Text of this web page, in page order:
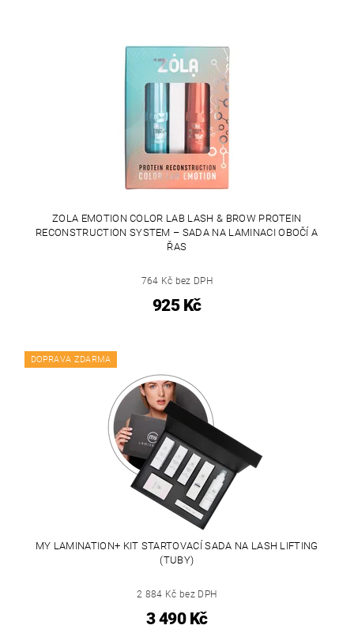
ZOLA EMOTION COLOR LAB LASH & BROW PROTEIN
RECONSTRUCTION SYSTEM – SADA NA LAMINACI OBOČÍ A
ŘAS
764 Kč bez DPH
925 Kč
DOPRAVA ZDARMA
MY LAMINATION+ KIT STARTOVACÍ SADA NA LASH LIFTING
(TUBY)
2 884 Kč bez DPH
3 490 Kč